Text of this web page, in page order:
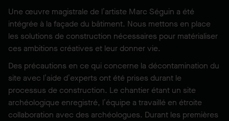
Une œuvre magistrale de l’artiste Marc Séguin a été
intégrée à la façade du bâtiment. Nous mettons en place
les solutions de construction nécessaires pour matérialiser
ces ambitions créatives et leur donner vie.
Des précautions en ce qui concerne la décontamination du
site avec l’aide d’experts ont été prises durant le
processus de construction. Le chantier étant un site
archéologique enregistré, l’équipe a travaillé en étroite
collaboration avec des archéologues. Durant les premières